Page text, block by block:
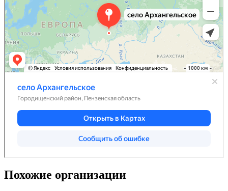
Похожие организации